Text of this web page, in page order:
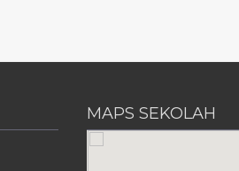
MAPS SEKOLAH